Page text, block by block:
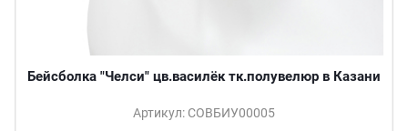
Бейсболка "Челси" цв.василёк тк.полувелюр в Казани
Артикул: СОВБИУ00005